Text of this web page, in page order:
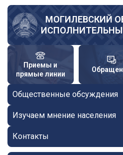
Перейти
основному
содержанию
МОГИЛЕВСКИЙ
Приемы и
прямые линии
Общественные обсуждения
Изучаем мнение населения
Контакты